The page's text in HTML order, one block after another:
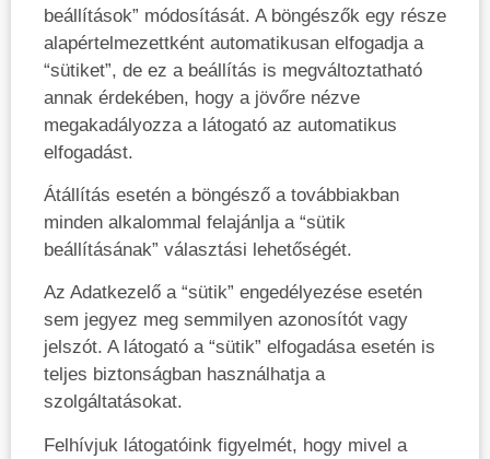
beállítások” módosítását. A böngészők egy része
alapértelmezettként automatikusan elfogadja a
“sütiket”, de ez a beállítás is megváltoztatható
annak érdekében, hogy a jövőre nézve
megakadályozza a látogató az automatikus
elfogadást.
Átállítás esetén a böngésző a továbbiakban
minden alkalommal felajánlja a “sütik
beállításának” választási lehetőségét.
Az Adatkezelő a “sütik” engedélyezése esetén
sem jegyez meg semmilyen azonosítót vagy
jelszót. A látogató a “sütik” elfogadása esetén is
teljes biztonságban használhatja a
szolgáltatásokat.
Felhívjuk látogatóink figyelmét, hogy mivel a